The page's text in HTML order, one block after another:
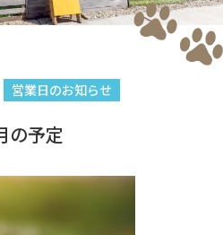
営業日のお知らせ
の予定